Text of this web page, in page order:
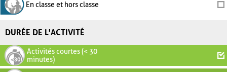
En classe et hors classe
DURÉE DE L'ACTIVITÉ
Activités courtes (< 30
minutes)